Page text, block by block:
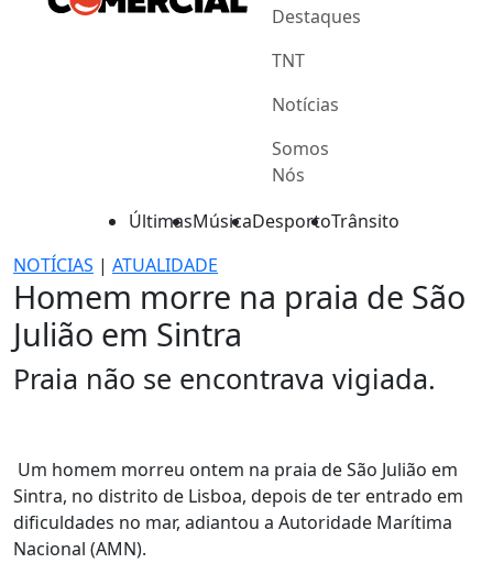
Destaques
TNT
Notícias
Somos
Nós
ÚltimasMúsicaDesportoTrânsito
NOTÍCIAS | ATUALIDADE
Homem morre na praia de São
Julião em Sintra
Praia não se encontrava vigiada.
Um homem morreu ontem na praia de São Julião em
Sintra, no distrito de Lisboa, depois de ter entrado em
dificuldades no mar, adiantou a Autoridade Marítima
Nacional (AMN).